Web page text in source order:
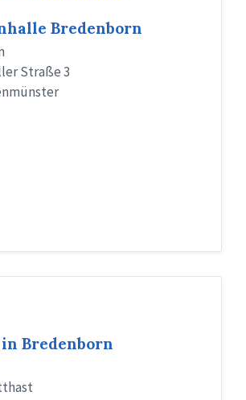
Bredenborn
Straße 3
in Bredenborn